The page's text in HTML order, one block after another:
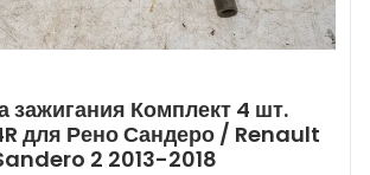
зажигания Комплект 4 шт.
для Рено Сандеро / Renault
2 2013-2018